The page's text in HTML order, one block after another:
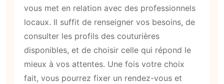
vous met en relation avec des professionnels
locaux. Il suffit de renseigner vos besoins, de
consulter les profils des couturières
disponibles, et de choisir celle qui répond le
mieux à vos attentes. Une fois votre choix
fait, vous pourrez fixer un rendez-vous et